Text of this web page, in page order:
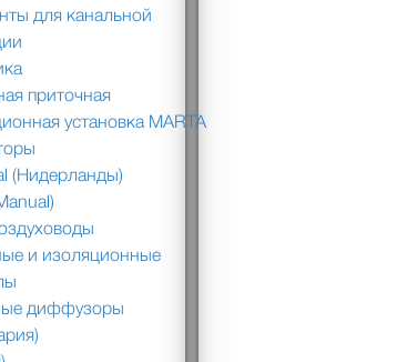
для канальной
приточная
установка MARTA
(Нидерланды)
и изоляционные
диффузоры